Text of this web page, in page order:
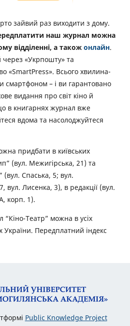
зайвий раз виходити з дому.
наш журнал можна
відділенні, а також онлайн.
через «Укрпошту» та
«SmartPress». Всього хвилина-
смартфоном – і ви гарантовано
видання про світ кіно й
в книгарнях журнал вже
вдома та насолоджуйтеся
придбати в київських
(вул. Межигірська, 21) та
(вул. Спаська, 5; вул.
вул. Лисенка, 3), в редакції (вул.
корп. 1).
Театр” можна в усіх
України. Передплатний індекс
Public Knowledge Project